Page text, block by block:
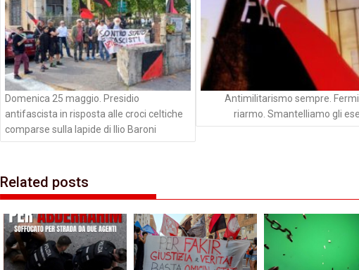
Domenica 25 maggio. Presidio
antifascista in risposta alle croci celtiche
comparse sulla lapide di Ilio Baroni
Antimilitarismo sempre.
riarmo. Smantelliamo gli
Related posts